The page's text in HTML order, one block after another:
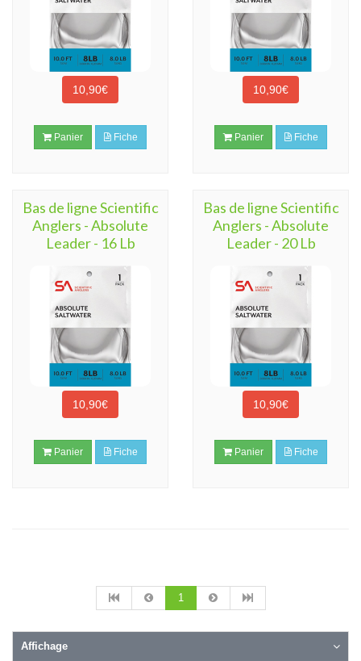
10,90€
Panier Fiche
10,90€
Panier Fiche
Bas de ligne Scientific
Anglers - Absolute
Leader - 16 Lb
10,90€
Panier Fiche
Bas de ligne Scientific
Anglers - Absolute
Leader - 20 Lb
10,90€
Panier Fiche
1
Affichage